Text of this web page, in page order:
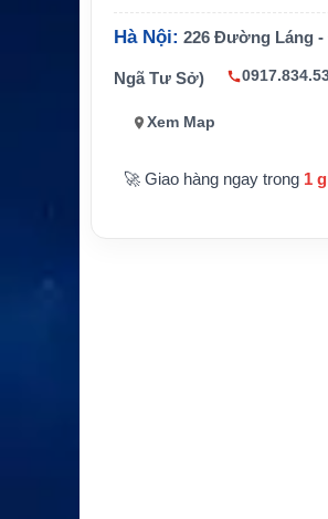
Giảm số
Hà Nội: 226 Đường Láng
Ngã Tư Sở)
Xem Map
🚀 Giao hàng ngay trong 1